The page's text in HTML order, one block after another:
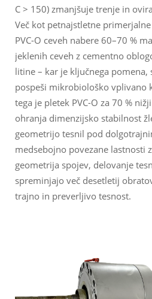
C > 150) zmanjšuje trenje in
Več kot petnajstletne
PVC-O ceveh nabere 60–70 %
jeklenih ceveh z cementno
litine – kar je ključnega pomena,
pospeši mikrobiološko vplivano
tega je pletek PVC-O za 70 %
ohranja dimenzijsko stabilnost
geometrijo tesnil pod
medsebojno povezane lastnosti
geometrija spojev, delovanje
spreminjajo več desetletij
trajno in preverljivo tesnost.